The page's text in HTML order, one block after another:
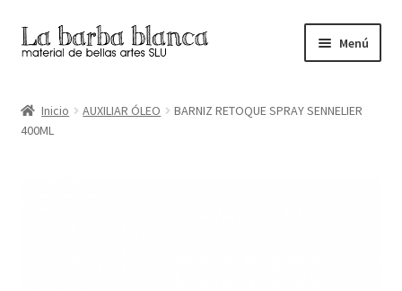
Ir
a
navegación
Ir
al
Menú
Carrito
Inicio AUXILIAR ÓLEO
BARNIZ RETOQUE SPRAY SENNELIER
400ML